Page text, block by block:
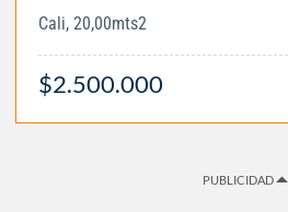
Cali, 20,00mts2
$2.500.000
PUBLICIDAD